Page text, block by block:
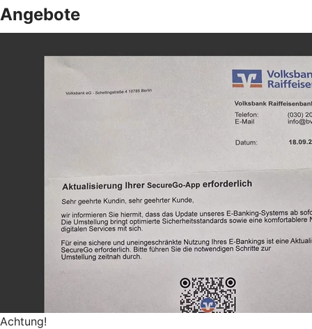
Angebote
Achtung!